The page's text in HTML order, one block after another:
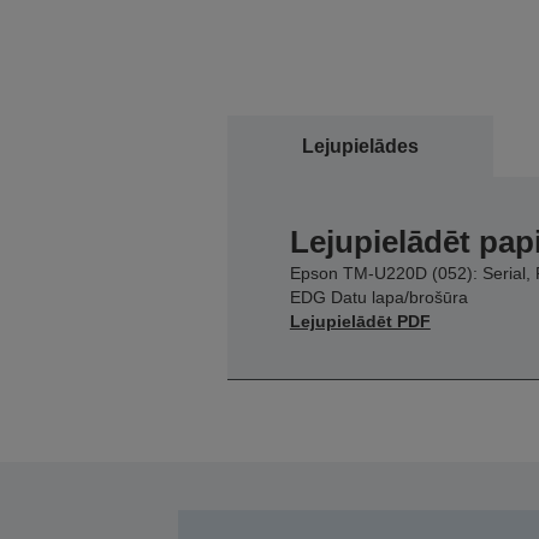
Lejupielādes
Lejupielādēt
Epson TM-U220D (052): Serial,
EDG Datu lapa/brošūra
Lejupielādēt PDF